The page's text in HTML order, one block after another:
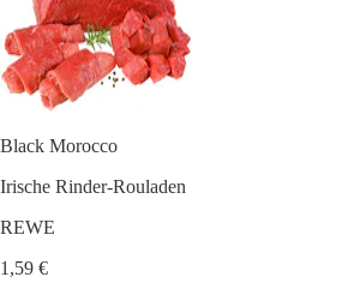
Black Morocco
Irische Rinder-Rouladen
REWE
1,59 €